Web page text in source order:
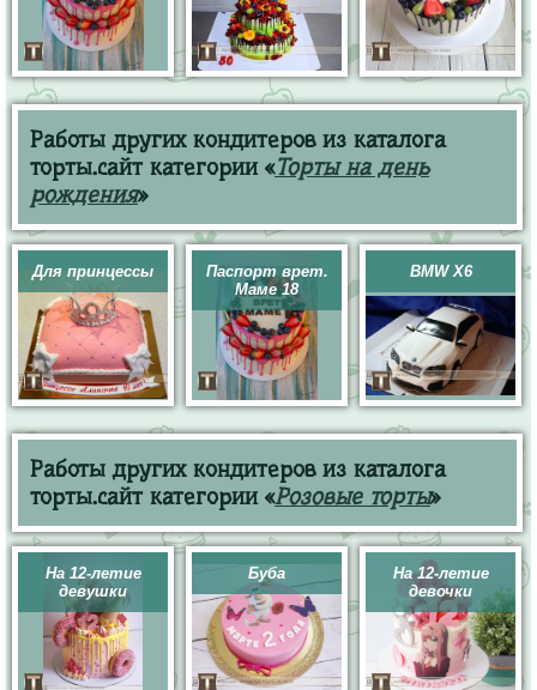
Работы других кондитеров из каталога
торты.сайт категории «Торты на день
рождения»
Для принцессы
Паспорт врет.
Маме 18
BMW X6
Работы других кондитеров из каталога
торты.сайт категории «Розовые торты»
На 12-летие
девушки
Буба
На 12-летие
девочки